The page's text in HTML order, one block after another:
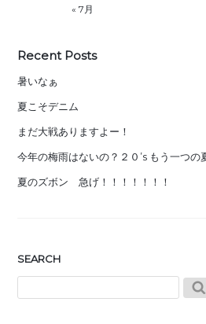
« 7月
Recent Posts
暑いなぁ
夏こそデニム
まだ大戦ありますよー！
今年の梅雨はないの？２０’s もう一つの
夏のズボン 急げ！！！！！！！
SEARCH